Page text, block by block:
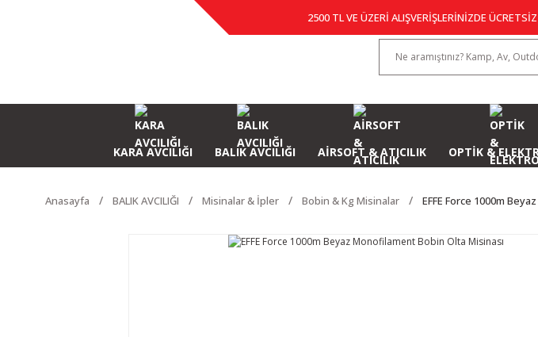
2500 TL VE ÜZERİ ALIŞVERİŞLERİNİZDE
KARA AVCILIĞI BALIK AVCILIĞI AİRSOFT & ATICILIK OPTİK &
Anasayfa BALIK AVCILIĞI Misinalar & İpler Bobin & Kg Misinalar EFFE Force 1000m